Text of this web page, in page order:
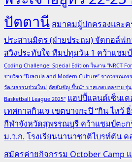
ปัตตานี สมาคมผู้ปกครองและค
ประสานมิตร (ฝ่ายประถม) จัดกอล์ฟ
สวิงประทับใจ ทีมปทุมวัน 1 คว้าแชมป์
Coding Challenge: Special Edition ในงาน “NRCT
รายวิชา “Dracula and Modern Culture” จากวรรณก
วัฒนธรรมร่วมใหม่ อัสสัมชัญ ขึ้นนำ บาสเกตบอลชาย รุ่น
Basketball League 2025" แฮปปี้แลนด์เซ็นเ
เทศกาลกินเจ เขตบางกะปิ “กิน ไหว้
กีฬาจังหวัดสุพรรณบุรี คว้าแชมป์ตะ
ม.ว.ก.โรงเรียนนานาชาติไบรท์ตัน ค
สมัครค่ายกิจกรรม October Camp